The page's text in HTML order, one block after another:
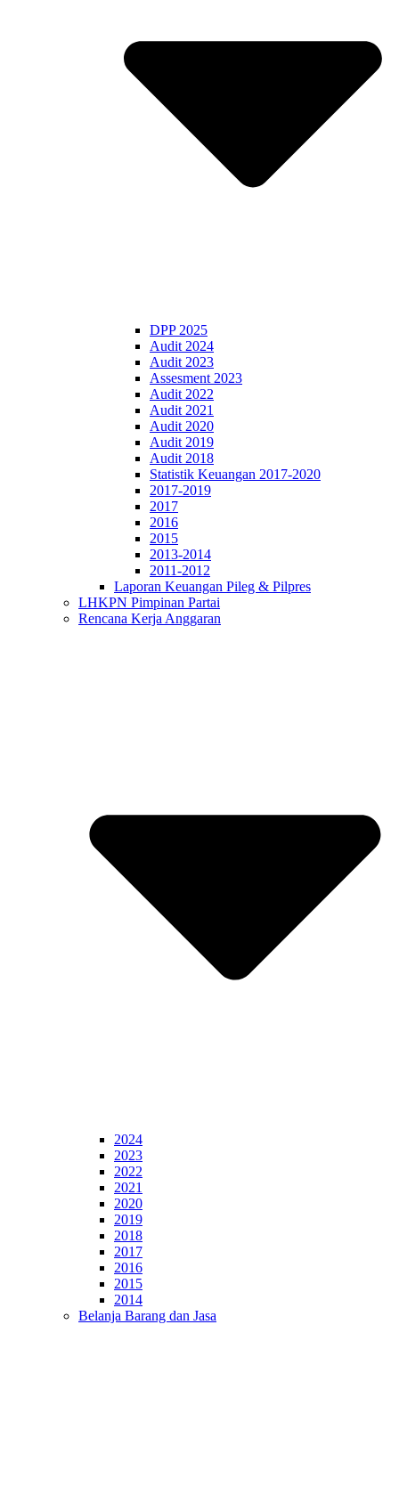
DPP 2025
Audit 2024
Audit 2023
Assesment 2023
Audit 2022
Audit 2021
Audit 2020
Audit 2019
Audit 2018
Statistik Keuangan 2017-2020
2017-2019
2017
2016
2015
2013-2014
2011-2012
Laporan Keuangan Pileg & Pilpres
LHKPN Pimpinan Partai
Rencana Kerja Anggaran
2024
2023
2022
2021
2020
2019
2018
2017
2016
2015
2014
Belanja Barang dan Jasa